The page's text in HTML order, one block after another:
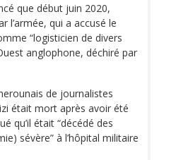
que début juin 2020,
l’armée, qui a accusé le
“logisticien de divers
anglophone, déchiré par
de journalistes
était mort après avoir été
qu’il était “décédé des
sévère” à l’hôpital militaire